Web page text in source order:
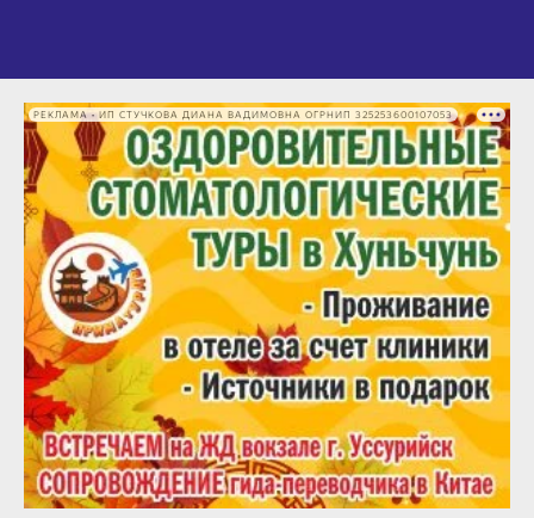
РЕКЛАМА • ИП СТУЧКОВА ДИАНА ВАДИМОВНА ОГРНИП 325253600107053